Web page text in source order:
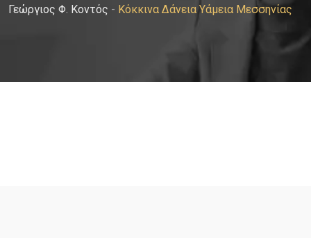
Γεώργιος Φ. Κοντός - Κόκκινα Δάνεια Υάμεια Μεσσηνίας